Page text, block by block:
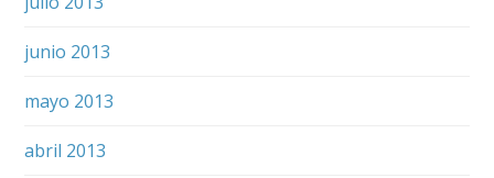
junio 2013
mayo 2013
abril 2013